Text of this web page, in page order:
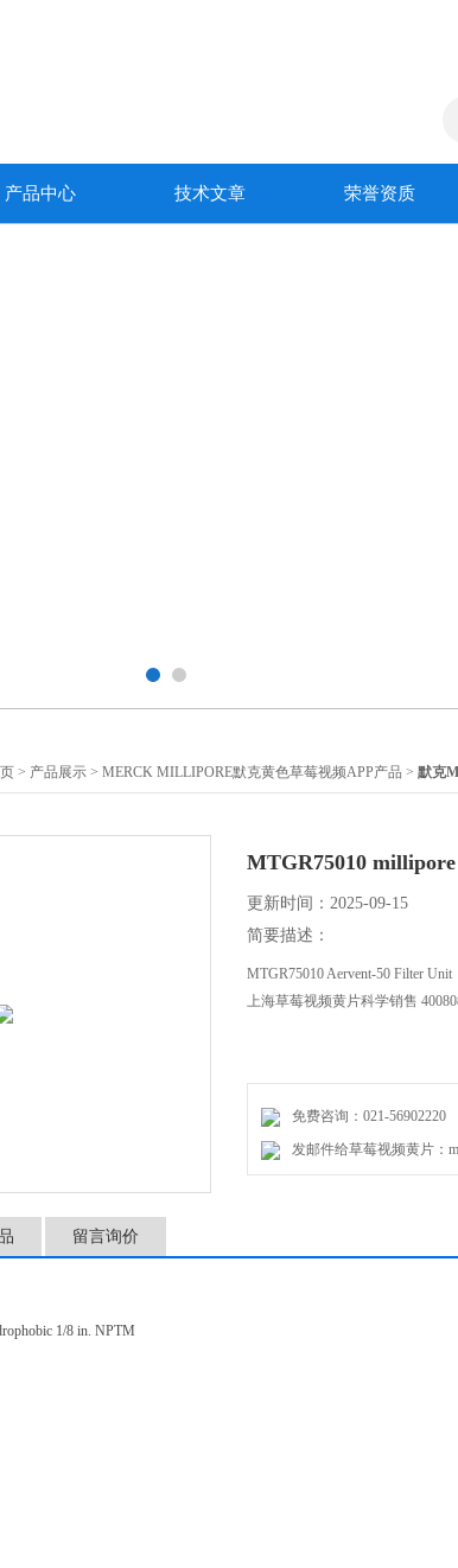
产品中心 技术文章 荣誉资质
> 产品展示 > MERCK MILLIPORE默克黄色草莓视频APP产品 > 默克
MTGR75010
更新时间：2025-09-15
简要描述：
MTGR75010 Aervent-50 Filter Unit
上海草莓视频黄片科学销售
免费咨询：021-56902220
发邮件给草莓视频黄片
留言询价
1/8 in. NPTM